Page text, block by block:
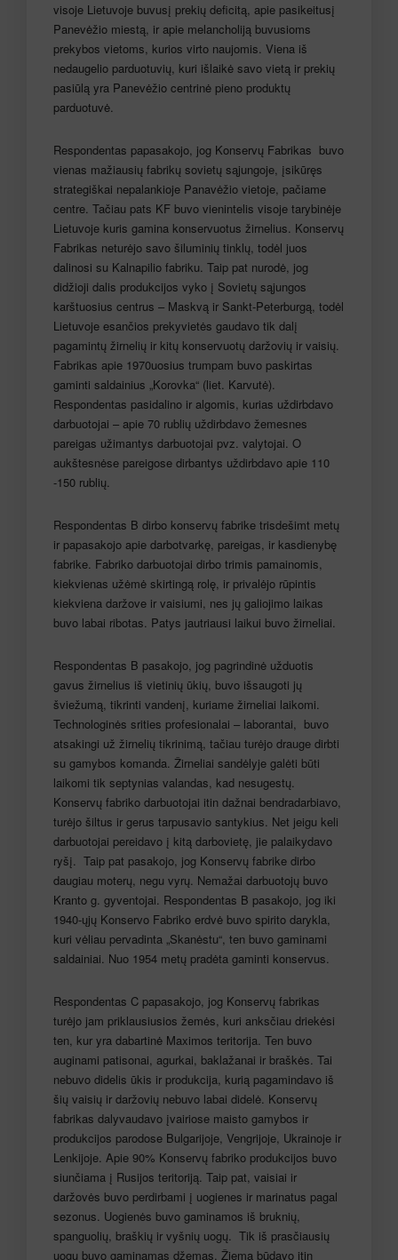
visoje Lietuvoje buvusį prekių deficitą, apie pasikeitusį
Panevėžio miestą, ir apie melancholiją buvusioms
prekybos vietoms, kurios virto naujomis. Viena iš
nedaugelio parduotuvių, kuri išlaikė savo vietą ir prekių
pasiūlą yra Panevėžio centrinė pieno produktų
parduotuvė.
Respondentas papasakojo, jog Konservų Fabrikas buvo
vienas mažiausių fabrikų sovietų sąjungoje, įsikūręs
strategiškai nepalankioje Panavėžio vietoje, pačiame
centre. Tačiau pats KF buvo vienintelis visoje tarybinėje
Lietuvoje kuris gamina konservuotus žirnelius. Konservų
Fabrikas neturėjo savo šiluminių tinklų, todėl juos
dalinosi su Kalnapilio fabriku. Taip pat nurodė, jog
didžioji dalis produkcijos vyko į Sovietų sąjungos
karštuosius centrus – Maskvą ir Sankt-Peterburgą, todėl
Lietuvoje esančios prekyvietės gaudavo tik dalį
pagamintų žirnelių ir kitų konservuotų daržovių ir vaisių.
Fabrikas apie 1970uosius trumpam buvo paskirtas
gaminti saldainius „Korovka“ (liet. Karvutė).
Respondentas pasidalino ir algomis, kurias uždirbdavo
darbuotojai – apie 70 rublių uždirbdavo žemesnes
pareigas užimantys darbuotojai pvz. valytojai. O
aukštesnėse pareigose dirbantys uždirbdavo apie 110
-150 rublių.
Respondentas B dirbo konservų fabrike trisdešimt metų
ir papasakojo apie darbotvarkę, pareigas, ir kasdienybę
fabrike. Fabriko darbuotojai dirbo trimis pamainomis,
kiekvienas užėmė skirtingą rolę, ir privalėjo rūpintis
kiekviena daržove ir vaisiumi, nes jų galiojimo laikas
buvo labai ribotas. Patys jautriausi laikui buvo žirneliai.
Respondentas B pasakojo, jog pagrindinė užduotis
gavus žirnelius iš vietinių ūkių, buvo išsaugoti jų
šviežumą, tikrinti vandenį, kuriame žirneliai laikomi.
Technologinės srities profesionalai – laborantai, buvo
atsakingi už žirnelių tikrinimą, tačiau turėjo drauge dirbti
su gamybos komanda. Žirneliai sandėlyje galėti būti
laikomi tik septynias valandas, kad nesugestų.
Konservų fabriko darbuotojai itin dažnai bendradarbiavo,
turėjo šiltus ir gerus tarpusavio santykius. Net jeigu keli
darbuotojai pereidavo į kitą darbovietę, jie palaikydavo
ryšį. Taip pat pasakojo, jog Konservų fabrike dirbo
daugiau moterų, negu vyrų. Nemažai darbuotojų buvo
Kranto g. gyventojai. Respondentas B pasakojo, jog iki
1940-ųjų Konservo Fabriko erdvė buvo spirito darykla,
kuri vėliau pervadinta „Skanėstu“, ten buvo gaminami
saldainiai. Nuo 1954 metų pradėta gaminti konservus.
Respondentas C papasakojo, jog Konservų fabrikas
turėjo jam priklausiusios žemės, kuri anksčiau driekėsi
ten, kur yra dabartinė Maximos teritorija. Ten buvo
auginami patisonai, agurkai, baklažanai ir braškės. Tai
nebuvo didelis ūkis ir produkcija, kurią pagamindavo iš
šių vaisių ir daržovių nebuvo labai didelė. Konservų
fabrikas dalyvaudavo įvairiose maisto gamybos ir
produkcijos parodose Bulgarijoje, Vengrijoje, Ukrainoje ir
Lenkijoje. Apie 90% Konservų fabriko produkcijos buvo
siunčiama į Rusijos teritoriją. Taip pat, vaisiai ir
daržovės buvo perdirbami į uogienes ir marinatus pagal
sezonus. Uogienės buvo gaminamos iš bruknių,
spanguolių, braškių ir vyšnių uogų. Tik iš prasčiausių
uogų buvo gaminamas džemas. Žiemą būdavo itin